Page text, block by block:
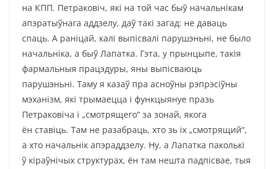
на КПП. Петраковіч, які на той час быў начальнікам
апэратыўнага аддзелу, даў такі загад: не даваць
спаць. А раніцай, калі выпісвалі парушэньні, не было
начальніка, а быў Лапатка. Гэта, у прынцыпе, такія
фармальныя працэдуры, яны выпісваюць
парушэньні. Таму я казаў пра асноўны рэпрэсіўны
мэханізм, які трымаецца і функцыянуе празь
Петраковіча і „смотрящего“ за зонай, якога
ён ставіць. Там не разабраць, хто зь іх „смотрящий“,
а хто начальнік апэраддзелу. Ну, а Лапатка паколькі
ў кіраўнічых структурах, ён там нешта падпісвае, тыя